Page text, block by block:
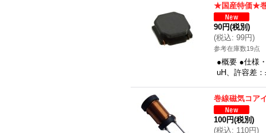
★国産特価★巻
90円(税別)
(税込: 99円)
参考在庫数19点
●概要 ●仕様
uH、許容差
巻線磁気コア
100円(税別)
(税込: 110円)